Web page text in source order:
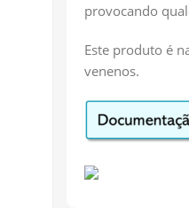
provocando
Este produto é
venenos.